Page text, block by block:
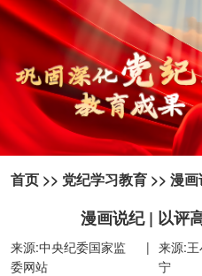
首页 >> 党纪学习教育 >> 漫
漫画说纪 | 以评
来源:中央纪委国家监
委网站
| 来源:
宁